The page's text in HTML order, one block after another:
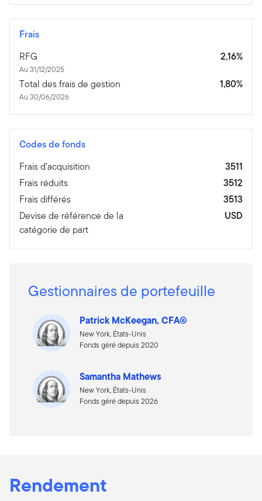
Frais
RFG
Au 31/12/2025
2,16%
Total des frais de gestion
Au 30/06/2026
1,80%
Codes de fonds
Frais d’acquisition
3511
Frais réduits
3512
Frais différés
3513
Devise de référence de la
catégorie de part
USD
Gestionnaires de portefeuille
Patrick McKeegan, CFA®
New York, États-Unis
Fonds géré depuis 2020
Samantha Mathews
New York, États-Unis
Fonds géré depuis 2026
Rendement